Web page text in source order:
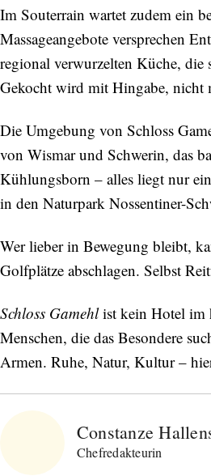
Im Souterrain wartet zudem ein
Massageangebote versprechen
regional verwurzelten Küche, die
Gekocht wird mit Hingabe, nicht
Die Umgebung von Schloss
von Wismar und Schwerin, das
Kühlungsborn – alles liegt nur
in den Naturpark Nossentiner-
Wer lieber in Bewegung bleibt,
Golfplätze abschlagen. Selbst
Schloss Gamehlist kein Hotel im
Menschen, die das Besondere
Armen. Ruhe, Natur, Kultur –
Constanze
Chefredakteurin